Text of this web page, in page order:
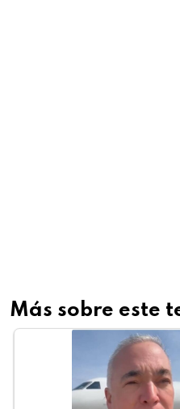
Más sobre este